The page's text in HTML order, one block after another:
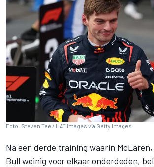
Foto: Steven Tee / LAT Images via Getty Images
Na een derde training waarin McLaren,
Bull weinig voor elkaar onderdeden,